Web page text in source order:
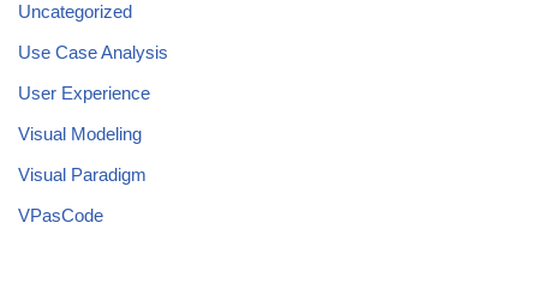
Uncategorized
Use Case Analysis
User Experience
Visual Modeling
Visual Paradigm
VPasCode